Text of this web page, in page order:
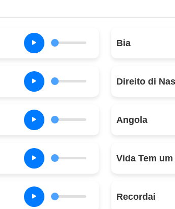
Bia
Direito di
Angola
Vida Tem
Recordai